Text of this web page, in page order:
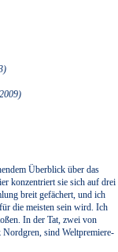
Überblick über das
konzentriert sie sich auf drei
breit gefächert, und ich
die meisten sein wird. Ich
In der Tat, zwei von
sind Weltpremiere-